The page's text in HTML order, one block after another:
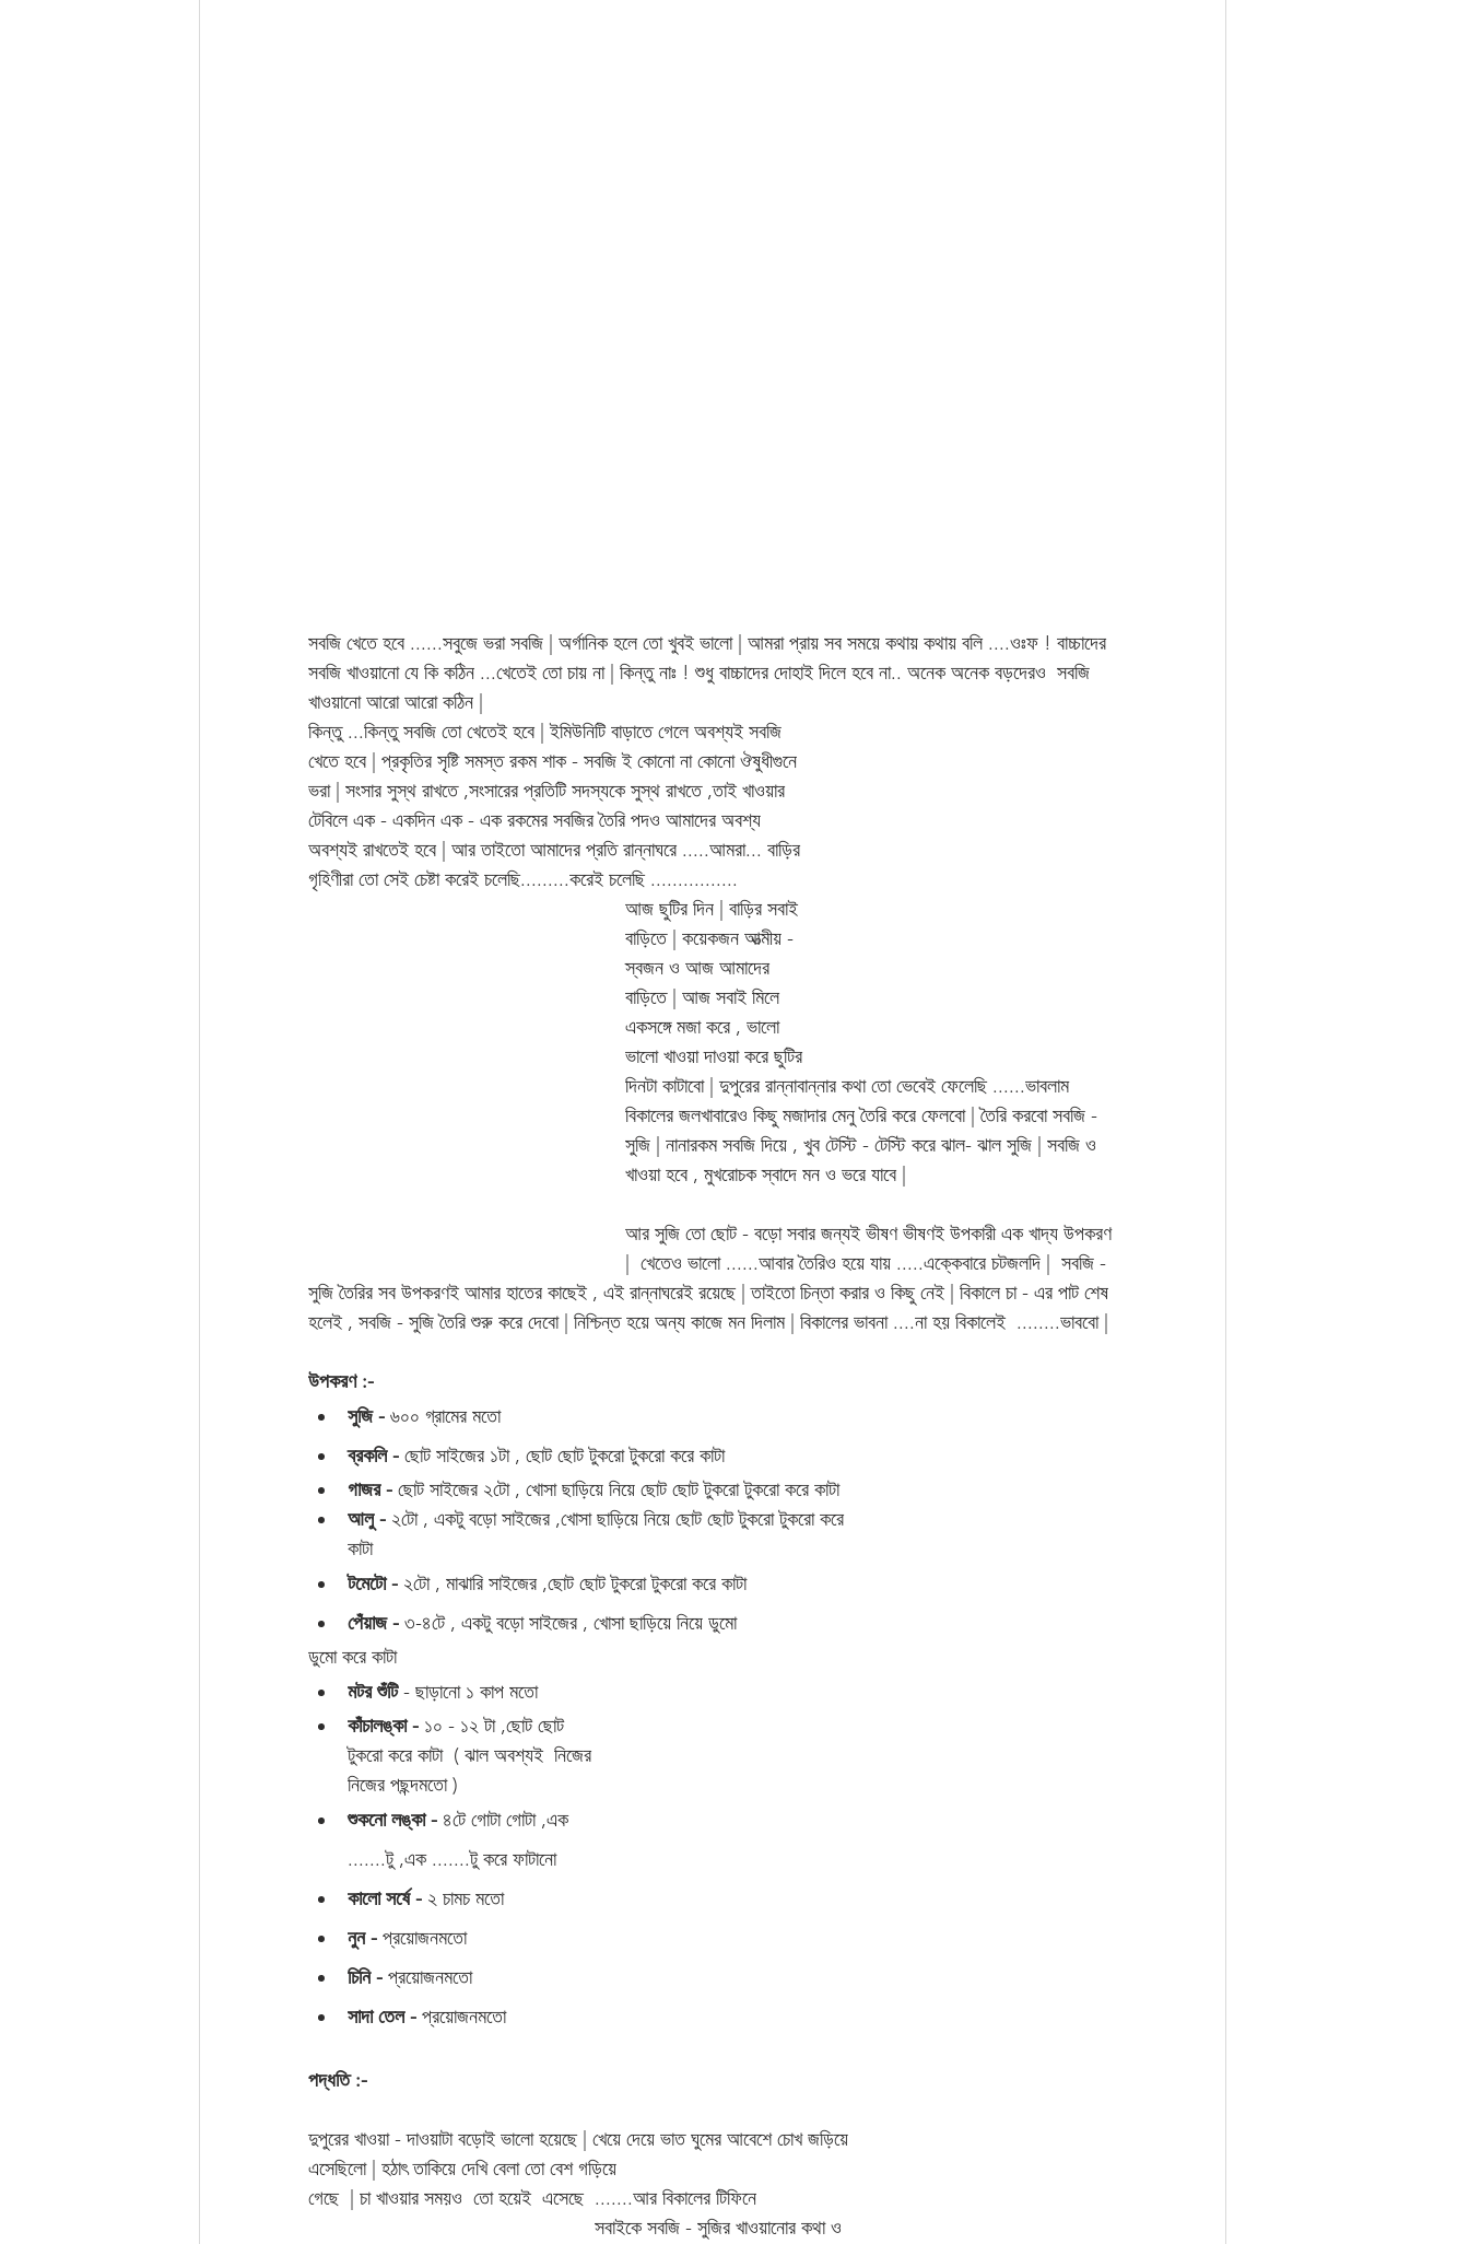
সবজি খেতে হবে ......সবুজে ভরা সবজি | অর্গানিক হলে তো খুবই ভালো | আমরা প্রায় সব সময়ে কথায় কথায় বলি ....ওঃফ ! বাচ্চাদের
সবজি খাওয়ানো যে কি কঠিন ...খেতেই তো চায় না | কিন্তু নাঃ ! শুধু বাচ্চাদের দোহাই দিলে হবে না.. অনেক অনেক বড়দেরও  সবজি
খাওয়ানো আরো আরো কঠিন |
কিন্তু ...কিন্তু সবজি তো খেতেই হবে | ইমিউনিটি বাড়াতে গেলে অবশ্যই সবজি
খেতে হবে | প্রকৃতির সৃষ্টি সমস্ত রকম শাক - সবজি ই কোনো না কোনো ঔষুধীগুনে
ভরা | সংসার সুস্থ রাখতে ,সংসারের প্রতিটি সদস্যকে সুস্থ রাখতে ,তাই খাওয়ার
টেবিলে এক - একদিন এক - এক রকমের সবজির তৈরি পদও আমাদের অবশ্য
অবশ্যই রাখতেই হবে | আর তাইতো আমাদের প্রতি রান্নাঘরে .....আমরা... বাড়ির
গৃহিণীরা তো সেই চেষ্টা করেই চলেছি.........করেই চলেছি ................
আজ ছুটির দিন | বাড়ির সবাই
বাড়িতে | কয়েকজন আত্মীয় -
স্বজন ও আজ আমাদের
বাড়িতে | আজ সবাই মিলে
একসঙ্গে মজা করে , ভালো
ভালো খাওয়া দাওয়া করে ছুটির
দিনটা কাটাবো | দুপুরের রান্নাবান্নার কথা তো ভেবেই ফেলেছি ......ভাবলাম
বিকালের জলখাবারেও কিছু মজাদার মেনু তৈরি করে ফেলবো | তৈরি করবো সবজি -
সুজি | নানারকম সবজি দিয়ে , খুব টেস্টি - টেস্টি করে ঝাল- ঝাল সুজি | সবজি ও
খাওয়া হবে , মুখরোচক স্বাদে মন ও ভরে যাবে |
আর সুজি তো ছোট - বড়ো সবার জন্যই ভীষণ ভীষণই উপকারী এক খাদ্য উপকরণ
|  খেতেও ভালো ......আবার তৈরিও হয়ে যায় .....এক্কেবারে চটজলদি |  সবজি -
সুজি তৈরির সব উপকরণই আমার হাতের কাছেই , এই রান্নাঘরেই রয়েছে | তাইতো চিন্তা করার ও কিছু নেই | বিকালে চা - এর পাট শেষ
হলেই , সবজি - সুজি তৈরি শুরু করে দেবো | নিশ্চিন্ত হয়ে অন্য কাজে মন দিলাম | বিকালের ভাবনা ....না হয় বিকালেই  ........ভাববো |
উপকরণ :-
সুজি - ৬০০ গ্রামের মতো
ব্রকলি - ছোট সাইজের ১টা , ছোট ছোট টুকরো টুকরো করে কাটা
গাজর - ছোট সাইজের ২টো , খোসা ছাড়িয়ে নিয়ে ছোট ছোট টুকরো টুকরো করে কাটা
আলু - ২টো , একটু বড়ো সাইজের ,খোসা ছাড়িয়ে নিয়ে ছোট ছোট টুকরো টুকরো করে
কাটা
টমেটো - ২টো , মাঝারি সাইজের ,ছোট ছোট টুকরো টুকরো করে কাটা
পেঁয়াজ - ৩-৪টে , একটু বড়ো সাইজের , খোসা ছাড়িয়ে নিয়ে ডুমো
ডুমো করে কাটা
মটর শুঁটি - ছাড়ানো ১ কাপ মতো
কাঁচালঙ্কা - ১০ - ১২ টা ,ছোট ছোট
টুকরো করে কাটা  ( ঝাল অবশ্যই  নিজের
নিজের পছন্দমতো )
শুকনো লঙ্কা - ৪টে গোটা গোটা ,এক
.......টু ,এক .......টু করে ফাটানো
কালো সর্ষে - ২ চামচ মতো
নুন - প্রয়োজনমতো
চিনি - প্রয়োজনমতো
সাদা তেল - প্রয়োজনমতো
পদ্ধতি :-
দুপুরের খাওয়া - দাওয়াটা বড়োই ভালো হয়েছে | খেয়ে দেয়ে ভাত ঘুমের আবেশে চোখ জড়িয়ে
এসেছিলো | হঠাৎ তাকিয়ে দেখি বেলা তো বেশ গড়িয়ে
গেছে  | চা খাওয়ার সময়ও  তো হয়েই  এসেছে  .......আর বিকালের টিফিনে
সবাইকে সবজি - সুজির খাওয়ানোর কথা ও